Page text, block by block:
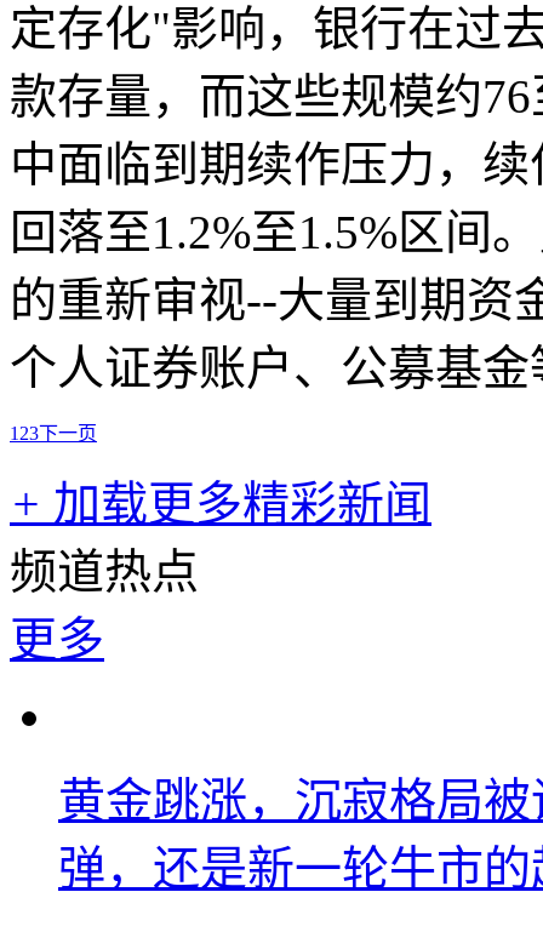
定存化"影响，银行在过
款存量，而这些规模约
中面临到期续作压力，
回落至1.2%至1.5%区间
的重新审视--大量到期资
个人证券账户、公募基
1 23下一页
+ 加载更多精彩新闻
频道热点
更多
黄金跳涨，沉寂格局
弹，还是新一轮牛市